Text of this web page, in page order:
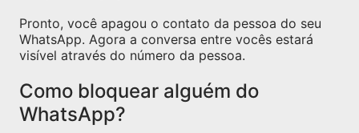
Pronto, você apagou o contato da pessoa do seu
WhatsApp. Agora a conversa entre vocês estará
visível através do número da pessoa.
Como bloquear alguém do
WhatsApp?